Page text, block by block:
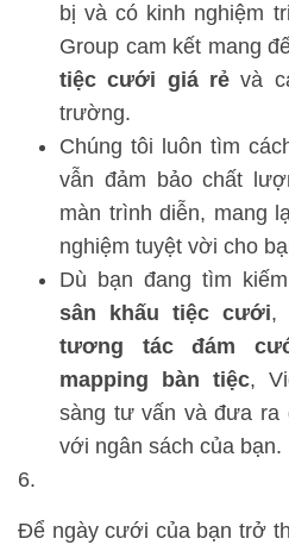
bị và có kinh nghiệm
Group cam kết mang
tiệc cưới giá rẻ và
trường.
Chúng tôi luôn tìm
vẫn đảm bảo chất
màn trình diễn, mang
nghiệm tuyệt vời cho
Dù bạn đang tìm kiếm
sân khấu tiệc cưới,
tương tác đám
mapping bàn tiệc,
sàng tư vấn và đưa ra
với ngân sách của bạn.
Để ngày cưới của bạn trở